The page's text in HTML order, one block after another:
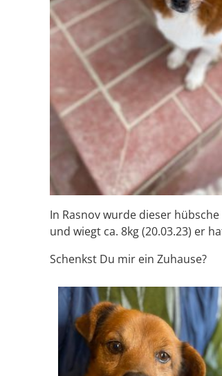
In Rasnov wurde dieser
und wiegt ca. 8kg (20.03.23) er
Schenkst Du mir ein Zuhause?